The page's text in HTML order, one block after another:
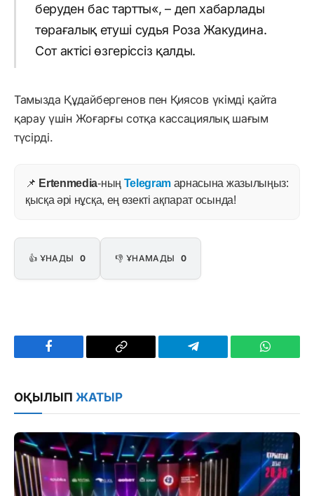
беруден бастартты«, –деп хабарлады
төрағалық етуші судья Роза Жакудина.
Сот актісі өзгеріссіз қалды.
Тамызда Құдайбергенов пен Қиясов үкімді қайта
қарауүшін Жоғарғы сотқа кассациялық шағым
түсірді.
📌 Ertenmedia-ның Telegram арнасына жазылыңыз:
қысқа әрі нұсқа, ең өзекті ақпарат осында!
👍 ҰНАДЫ 0 👎 ҰНАМАДЫ 0
Facebook
Copy
Telegram
ОҚЫЛЫП ЖАТЫР